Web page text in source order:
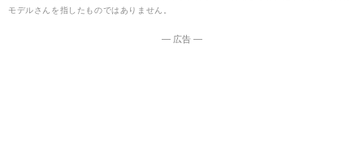
モデルさんを指したものではありません。
― 広告 ―